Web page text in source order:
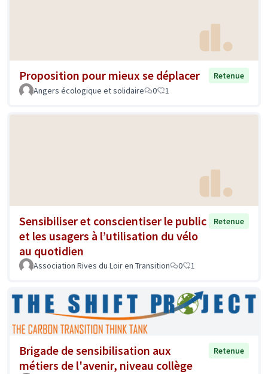
Proposition pour mieux se déplacer
Retenue
Angers écologique et solidaire
0 1
Sensibiliser et conscientiser le public
et les usagers à l’utilisation du vélo
au quotidien
Retenue
Association Rives du Loir en Transition 0 1
Brigade de sensibilisation aux
métiers de l'avenir, niveau collège
Retenue